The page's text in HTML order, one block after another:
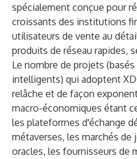
spécialement conçue pour
croissants des institutions
utilisateurs de vente au
produits de réseau rapides,
Le nombre de projets
intelligents) qui adoptent
relâche et de façon
macro-économiques étant
les plateformes d'échange
métaverses, les marchés
oracles, les fournisseurs de